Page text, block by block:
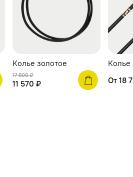
Колье золотое
17 800 ₽
11 570 ₽
Колье
От 18